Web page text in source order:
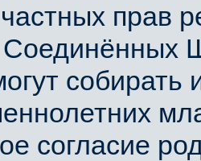
прав
Соединённых
согласие